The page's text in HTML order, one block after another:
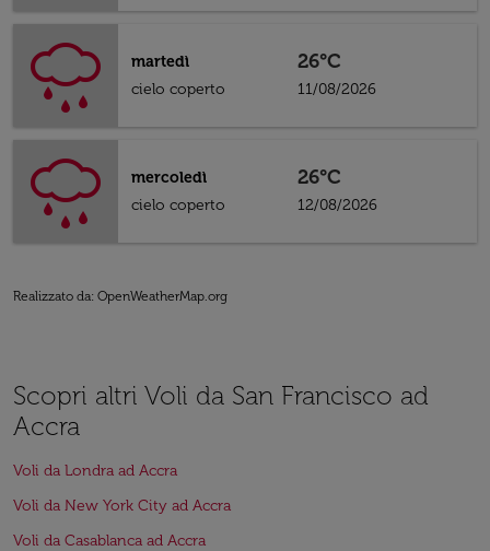
martedì
cielo coperto
26°C
11/08/2026
mercoledì
cielo coperto
26°C
12/08/2026
Realizzato da: OpenWeatherMap.org
Scopri altri Voli da San Francisco ad
Accra
Voli da Londra ad Accra
Voli da New York City ad Accra
Voli da Casablanca ad Accra